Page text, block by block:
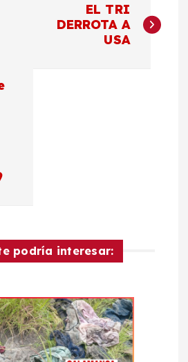
EL TRI
DERROTA A
USA
podría interesar: